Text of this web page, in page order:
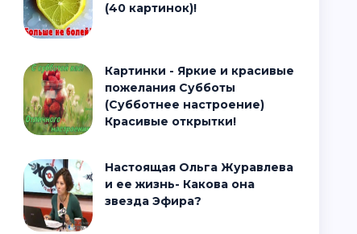
(40 картинок)!
Картинки - Яркие и красивые
пожелания Субботы
(Субботнее настроение)
Красивые открытки!
Настоящая Ольга Журавлева
и ее жизнь- Какова она
звезда Эфира?